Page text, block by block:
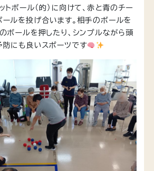
トボール（的）に向けて、赤と青のチー
ルを投げ合います。相手のボールを
ボールを押したり、シンプルながら頭
防にも良いスポーツです